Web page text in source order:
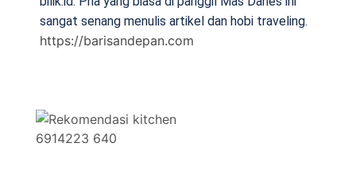
sangat senang menulis artikel dan hobi traveling.
https://barisandepan.com